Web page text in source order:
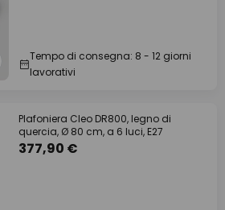
Tempo di consegna: 8 - 12 giorni
lavorativi
Plafoniera Cleo DR800, legno di
quercia, Ø 80 cm, a 6 luci, E27
377,90 €